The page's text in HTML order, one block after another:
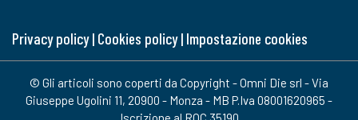
Privacy policy| Cookies policy| Impostazione cookies
© Gli articoli sono coperti da Copyright - Omni Die srl - Via
Giuseppe Ugolini 11, 20900 - Monza - MB P.Iva 08001620965 -